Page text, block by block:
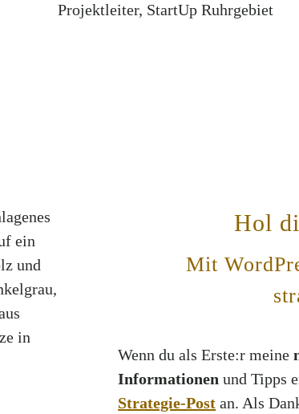
Projektleiter, StartUp Ruhrgebiet
Hol
Mit
Wenn du als Erste:r meine
Informationen und Tipps
Strategie-Post an. Als